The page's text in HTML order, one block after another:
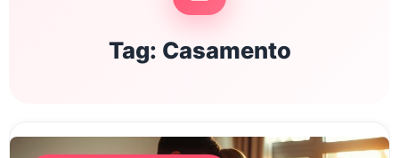
Tag: Casamento